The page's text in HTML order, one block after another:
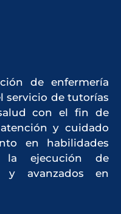
de enfermería
servicio de tutorías
con el fin de
y cuidado
en habilidades
ejecución de
y avanzados en